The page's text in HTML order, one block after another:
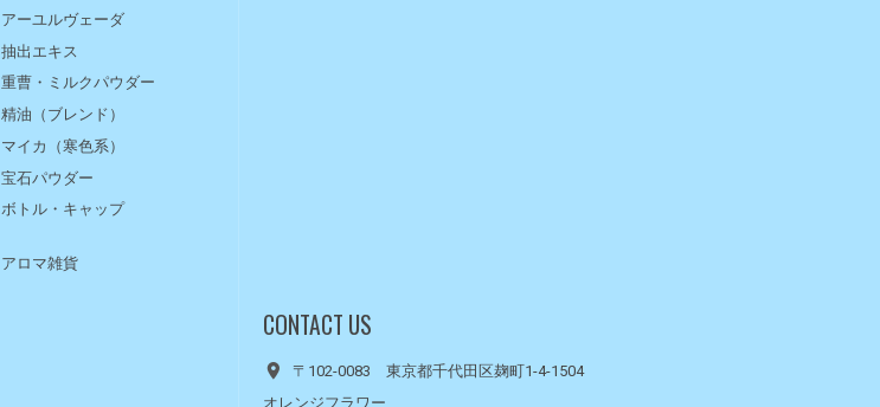
アーユルヴェーダ
抽出エキス
重曹・ミルクパウダー
精油（ブレンド）
マイカ（寒色系）
宝石パウダー
ボトル・キャップ
アロマ雑貨
CONTACT US
〒102-0083 東京都千代田区麹町1-4-1504
オレンジフラワー